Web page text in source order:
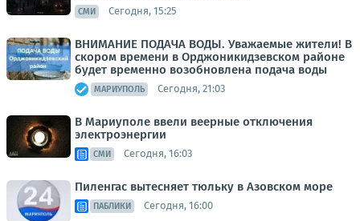
СМИ Сегодня, 15:25
ВНИМАНИЕ ПОДАЧА ВОДЫ. Уважаемые жители! В
скором времени в Орджоникидзевском районе
будет временно возобновлена подача воды
МАРИУПОЛЬ Сегодня, 21:03
В Мариуполе ввели веерные отключения
электроэнергии
СМИ Сегодня, 16:03
Пиленгас вытесняет тюльку в Азовском море
ПАБЛИКИ Сегодня, 16:00